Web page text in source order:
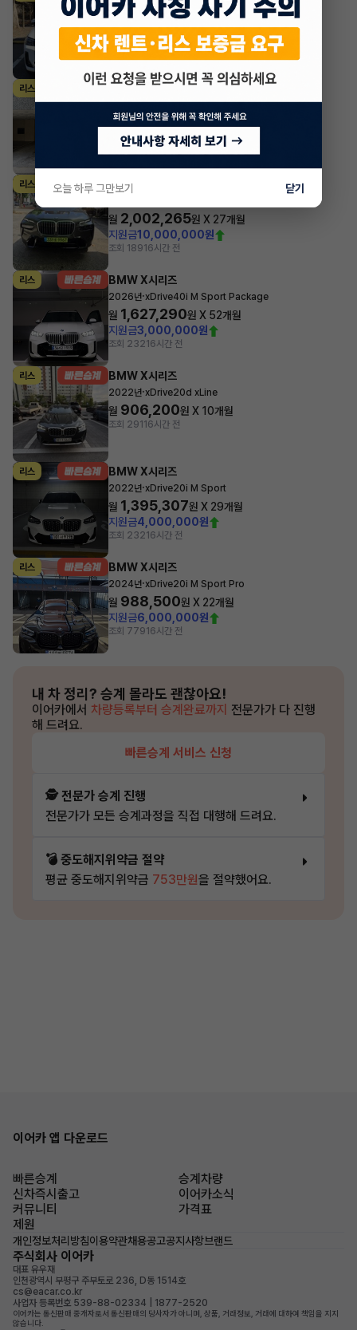
2024년 ·xDrive20i M Sport Pro
월979,200원 X29개월
지원금7,660,000원
리스 BMW X시리즈
2024년·xDrive M40i
월1,347,370 원 X31 개월
조회 5416시간 전
리스 BMW X시리즈
월 2,002,265원 X 27개월
지원금10,000,000원
조회 18916시간 전
리스 BMW X시리즈
2026년·xDrive40i M Sport Package
월 1,627,290원 X 52개월
지원금3,000,000원
조회 23216시간 전
리스 BMW X시리즈
2022년·xDrive20d xLine
월 906,200원 X 10개월
조회 291 16시간 전
리스 BMW X시리즈
2022년·xDrive20i M Sport
월 1,395,307원 X 29개월
지원금4,000,000원
조회 23216시간 전
리스 BMW X시리즈
2024년·xDrive20i M Sport Pro
월 988,500원 X 22개월
지원금6,000,000원
조회 77916시간 전
내 차 정리? 승계 몰라도 괜찮아요!
이어카에서 차량등록부터 승계완료까지 전문가가 다 진행
해 드려요.
빠른승계 서비스 신청
🕵️ 전문가 승계 진행
전문가가 모든 승계과정을 직접 대행해 드려요.
💣 중도해지위약금 절약
평균 중도해지위약금 753만원을 절약했어요.
이어카 앱 다운로드
빠른승계
승계차량
신차즉시출고
이어카소식
커뮤니티
가격표
제원
개인정보처리방침이용약관채용공고공지사항브랜드
주식회사 이어카
대표 유우재
인천광역시 부평구 주부토로 236, D동 1514호
cs@eacar.co.kr
사업자 등록번호 539-88-02334 | 1877-2520
이어카는 통신판매 중개자로서 통신판매의 당사자가 아니며, 상품, 거래정보, 거래에 대하여 책임을 지지
않습니다.
오늘 하루 그만보기 닫기